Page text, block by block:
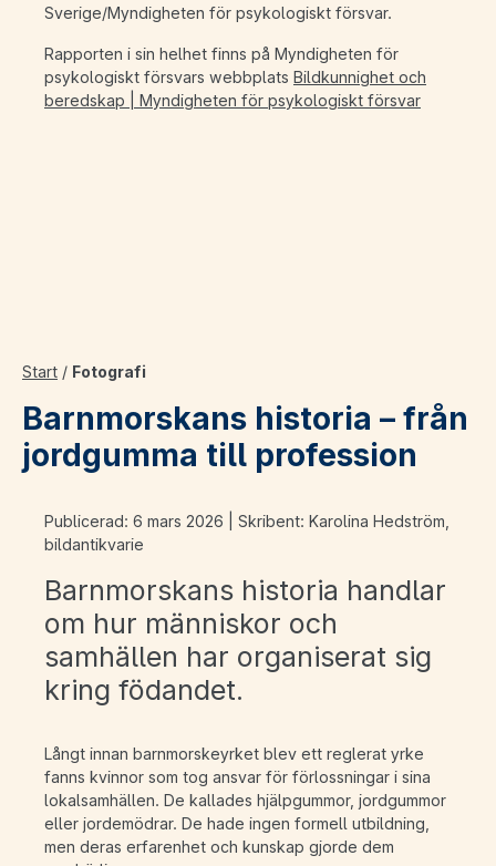
Sverige/Myndigheten för psykologiskt försvar.
Rapporten i sin helhet finns på Myndigheten för
psykologiskt försvars webbplats Bildkunnighet och
beredskap | Myndigheten för psykologiskt försvar
Start / Fotografi
Barnmorskans historia – från
jordgumma till profession
Publicerad: 6 mars 2026 | Skribent: Karolina Hedström,
bildantikvarie
Barnmorskans historia handlar
om hur människor och
samhällen har organiserat sig
kring födandet.
Långt innan barnmorskeyrket blev ett reglerat yrke
fanns kvinnor som tog ansvar för förlossningar i sina
lokalsamhällen. De kallades hjälpgummor, jordgummor
eller jordemödrar. De hade ingen formell utbildning,
men deras erfarenhet och kunskap gjorde dem